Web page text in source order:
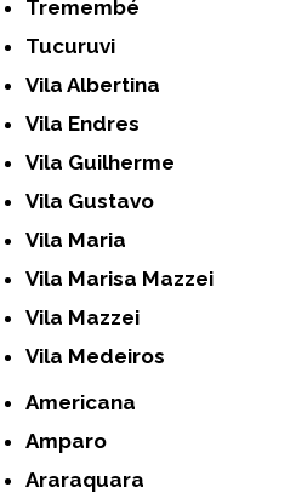
Tremembé
Tucuruvi
Vila Albertina
Vila Endres
Vila Guilherme
Vila Gustavo
Vila Maria
Vila Marisa Mazzei
Vila Mazzei
Vila Medeiros
Americana
Amparo
Araraquara